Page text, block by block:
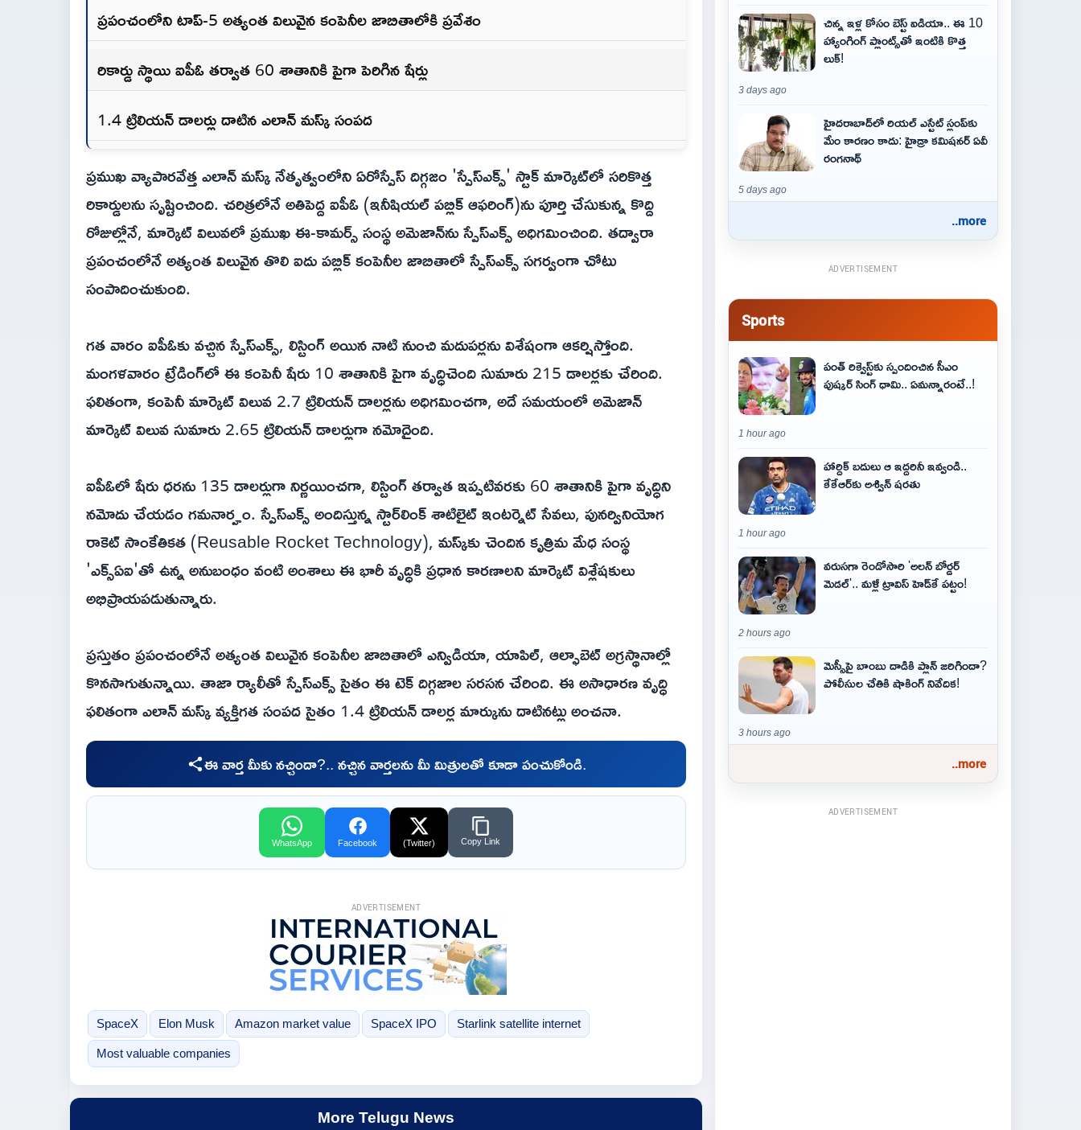
ప్రపంచంలోని టాప్-5 అత్యంత విలువైన కంపెనీల జాబితాలోకి ప్రవేశం
రికార్డు స్థాయి ఐపీఓ తర్వాత 60 శాతానికి పైగా పెరిగిన షేర్లు
1.4 ట్రిలియన్ డాలర్లు దాటిన ఎలాన్ మస్క్ సంపద
ప్రముఖ వ్యాపారవేత్త ఎలాన్ మస్క్ నేతృత్వంలోని ఏరోస్పేస్ దిగ్గజం 'స్పేస్‌ఎక్స్' స్టాక్ మార్కెట్‌లో సరికొత్త
రికార్డులను సృష్టించింది. చరిత్రలోనే అతిపెద్ద ఐపీఓ (ఇనీషియల్ పబ్లిక్ ఆఫరింగ్)ను పూర్తి చేసుకున్న కొద్ది
రోజుల్లోనే, మార్కెట్ విలువలో ప్రముఖ ఈ-కామర్స్ సంస్థ అమెజాన్‌ను స్పేస్‌ఎక్స్ అధిగమించింది. తద్వారా
ప్రపంచంలోనే అత్యంత విలువైన తొలి ఐదు పబ్లిక్ కంపెనీల జాబితాలో స్పేస్‌ఎక్స్ సగర్వంగా చోటు
సంపాదించుకుంది.
గత వారం ఐపీఓకు వచ్చిన స్పేస్‌ఎక్స్, లిస్టింగ్ అయిన నాటి నుంచి మదుపర్లను విశేషంగా ఆకర్షిస్తోంది.
మంగళవారం ట్రేడింగ్‌లో ఈ కంపెనీ షేరు 10 శాతానికి పైగా వృద్ధిచెంది సుమారు 215 డాలర్లకు చేరింది.
ఫలితంగా, కంపెనీ మార్కెట్ విలువ 2.7 ట్రిలియన్ డాలర్లను అధిగమించగా, అదే సమయంలో అమెజాన్
మార్కెట్ విలువ సుమారు 2.65 ట్రిలియన్ డాలర్లుగా నమోదైంది.
ఐపీఓలో షేరు ధరను 135 డాలర్లుగా నిర్ణయించగా, లిస్టింగ్ తర్వాత ఇప్పటివరకు 60 శాతానికి పైగా వృద్ధిని
నమోదు చేయడం గమనార్హం. స్పేస్‌ఎక్స్ అందిస్తున్న స్టార్‌లింక్ శాటిలైట్ ఇంటర్నెట్ సేవలు, పునర్వినియోగ
రాకెట్ సాంకేతికత (Reusable Rocket Technology), మస్క్‌కు చెందిన కృత్రిమ మేధ సంస్థ
'ఎక్స్‌ఏఐ'తో ఉన్న అనుబంధం వంటి అంశాలు ఈ భారీ వృద్ధికి ప్రధాన కారణాలని మార్కెట్ విశ్లేషకులు
అభిప్రాయపడుతున్నారు.
ప్రస్తుతం ప్రపంచంలోనే అత్యంత విలువైన కంపెనీల జాబితాలో ఎన్విడియా, యాపిల్, ఆల్ఫాబెట్ అగ్రస్థానాల్లో
కొనసాగుతున్నాయి. తాజా ర్యాలీతో స్పేస్‌ఎక్స్ సైతం ఈ టెక్ దిగ్గజాల సరసన చేరింది. ఈ అసాధారణ వృద్ధి
ఫలితంగా ఎలాన్ మస్క్ వ్యక్తిగత సంపద సైతం 1.4 ట్రిలియన్ డాలర్ల మార్కును దాటినట్లు అంచనా.
ఈ వార్త మీకు నచ్చిందా?.. నచ్చిన వార్తలను మీ మిత్రులతో కూడా పంచుకోండి.
WhatsApp Facebook (Twitter) Copy Link
ADVERTISEMENT
SpaceX Elon Musk Amazon market value SpaceX IPO Starlink satellite internet
Most valuable companies
More Telugu News
చిన్న ఇళ్ల కోసం బెస్ట్ ఐడియా.. ఈ 10
హ్యాంగింగ్ ప్లాంట్స్‌తో ఇంటికి కొత్త
లుక్!
3 days ago
హైదరాబాద్‌లో రియల్ ఎస్టేట్ స్లంప్‌కు
మేం కారణం కాదు: హైడ్రా కమిషనర్ ఏవీ
రంగనాథ్
5 days ago
..more
ADVERTISEMENT
Sports
పంత్ రిక్వెస్ట్‌కు స్పందించిన సీఎం
పుష్కర్ సింగ్ ధామి.. ఏమ‌న్నారంటే..!
1 hour ago
హార్దిక్ బదులు ఆ ఇద్దరినీ ఇవ్వండి..
కేకేఆర్‌కు అశ్విన్ షరతు
1 hour ago
వరుసగా రెండోసారి 'అలన్ బోర్డర్
మెడల్'.. మళ్లీ ట్రావిస్ హెడ్‌కే పట్టం!
2 hours ago
మెస్సీపై బాంబు దాడికి ప్లాన్‌ జరిగిందా?
పోలీసుల చేతికి షాకింగ్‌ నివేదిక!
3 hours ago
..more
ADVERTISEMENT